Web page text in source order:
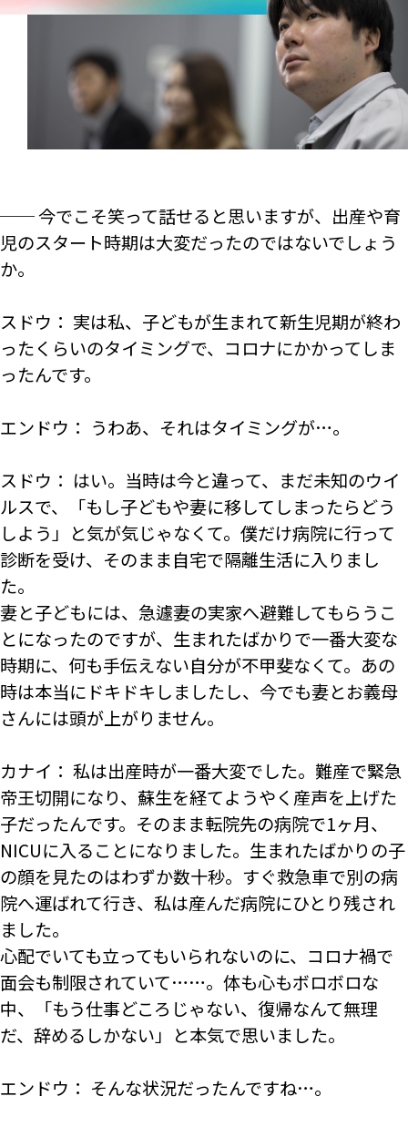
── 今でこそ笑って話せると思いますが、出産や育
児のスタート時期は大変だったのではないでしょう
か。
スドウ： 実は私、子どもが生まれて新生児期が終わ
ったくらいのタイミングで、コロナにかかってしま
ったんです。
エンドウ： うわあ、それはタイミングが…。
スドウ： はい。当時は今と違って、まだ未知のウイ
ルスで、「もし子どもや妻に移してしまったらどう
しよう」と気が気じゃなくて。僕だけ病院に行って
診断を受け、そのまま自宅で隔離生活に入りまし
た。
妻と子どもには、急遽妻の実家へ避難してもらうこ
とになったのですが、生まれたばかりで一番大変な
時期に、何も手伝えない自分が不甲斐なくて。あの
時は本当にドキドキしましたし、今でも妻とお義母
さんには頭が上がりません。
カナイ： 私は出産時が一番大変でした。難産で緊急
帝王切開になり、蘇生を経てようやく産声を上げた
子だったんです。そのまま転院先の病院で1ヶ月、
NICUに入ることになりました。生まれたばかりの子
の顔を見たのはわずか数十秒。すぐ救急車で別の病
院へ運ばれて行き、私は産んだ病院にひとり残され
ました。
心配でいても立ってもいられないのに、コロナ禍で
面会も制限されていて……。体も心もボロボロな
中、「もう仕事どころじゃない、復帰なんて無理
だ、辞めるしかない」と本気で思いました。
エンドウ： そんな状況だったんですね…。